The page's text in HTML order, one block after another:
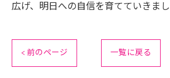
広げ、明日への自信を育てていきまし
< 前のページ 一覧に戻る